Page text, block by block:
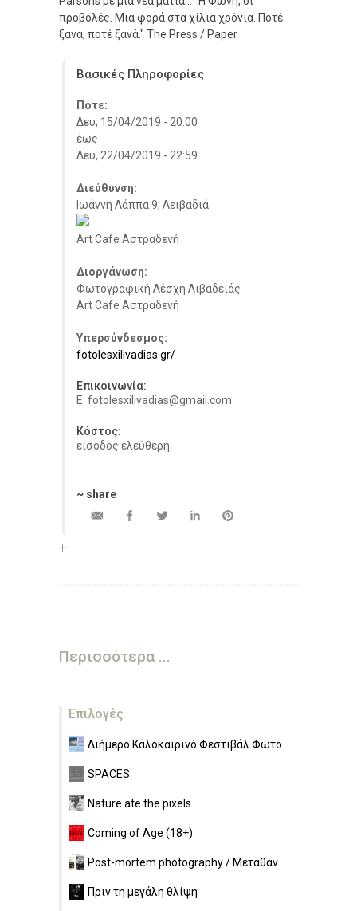
προβολές. Μια φορά στα χίλια χρόνια. Ποτέ
ξανά, ποτέ ξανά." The Press / Paper
Βασικές Πληροφορίες
Πότε:
Δευ, 15/04/2019 - 20:00
έως
Δευ, 22/04/2019 - 22:59
Διεύθυνση:
Ιωάννη Λάππα 9, Λειβαδιά
Art Cafe Αστραδενή
Διοργάνωση:
Φωτογραφική Λέσχη Λιβαδειάς
Art Cafe Αστραδενή
Υπερσύνδεσμος:
fotolesxilivadias.gr/
Επικοινωνία:
E: fotolesxilivadias@gmail.com
Κόστος:
είσοδος ελεύθερη
~ share
Περισσότερα ...
Επιλογές
Διήμερο Καλοκαιρινό Φεστιβάλ Φωτο...
SPACES
Nature ate the pixels
Coming of Age (18+)
Post-mortem photography / Μεταθαν...
Πριν τη μεγάλη θλίψη